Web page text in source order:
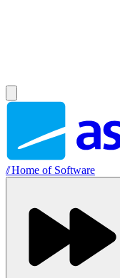
//Home of Software